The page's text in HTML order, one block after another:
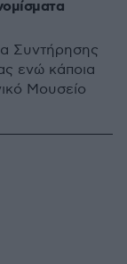
Συντήρησης
ενώ κάποια
Μουσείο